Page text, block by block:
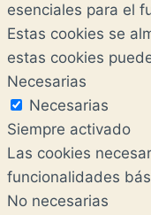
esenciales para el
Estas cookies se
estas cookies
Necesarias
Necesarias
Siempre activado
Las cookies
funcionalidades
No necesarias